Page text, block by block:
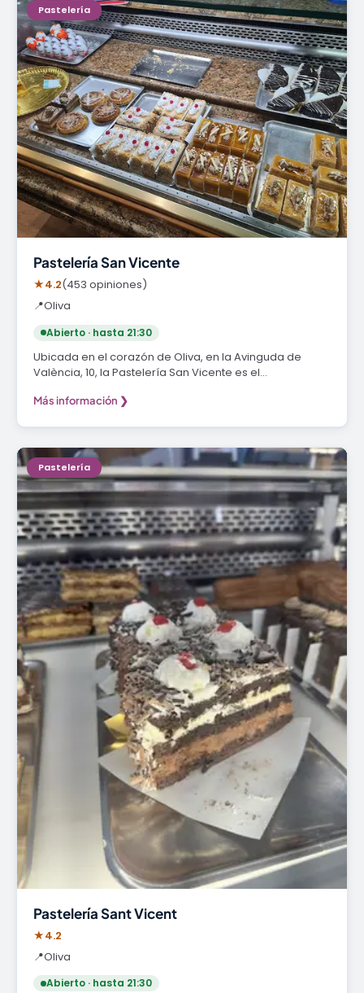
Pastelería
Pastelería San Vicente
★4.2(453 opiniones)
📍Oliva
Abierto · hasta 21:30
Ubicada en el corazón de Oliva, en la Avinguda de
València, 10, la Pastelería San Vicente es el…
Más información ❯
Pastelería
Pastelería Sant Vicent
★4.2
📍Oliva
Abierto · hasta 21:30